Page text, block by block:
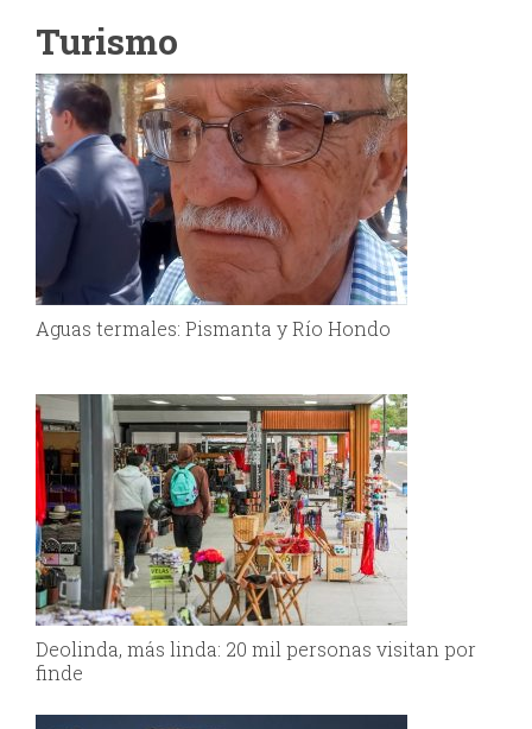
Turismo
Aguas termales: Pismanta y Río Hondo
Deolinda, más linda: 20 mil personas visitan por
finde